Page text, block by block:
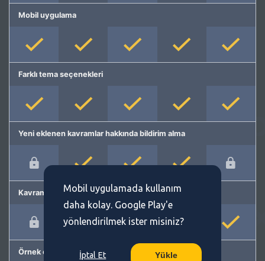
Mobil uygulama
Farklı tema seçenekleri
Yeni eklenen kavramlar hakkında bildirim alma
Kavram önerme
Örnek cümleler
Mobil uygulamada kullanım
daha kolay. Google Play'e
yönlendirilmek ister misiniz?
İptal Et Yükle